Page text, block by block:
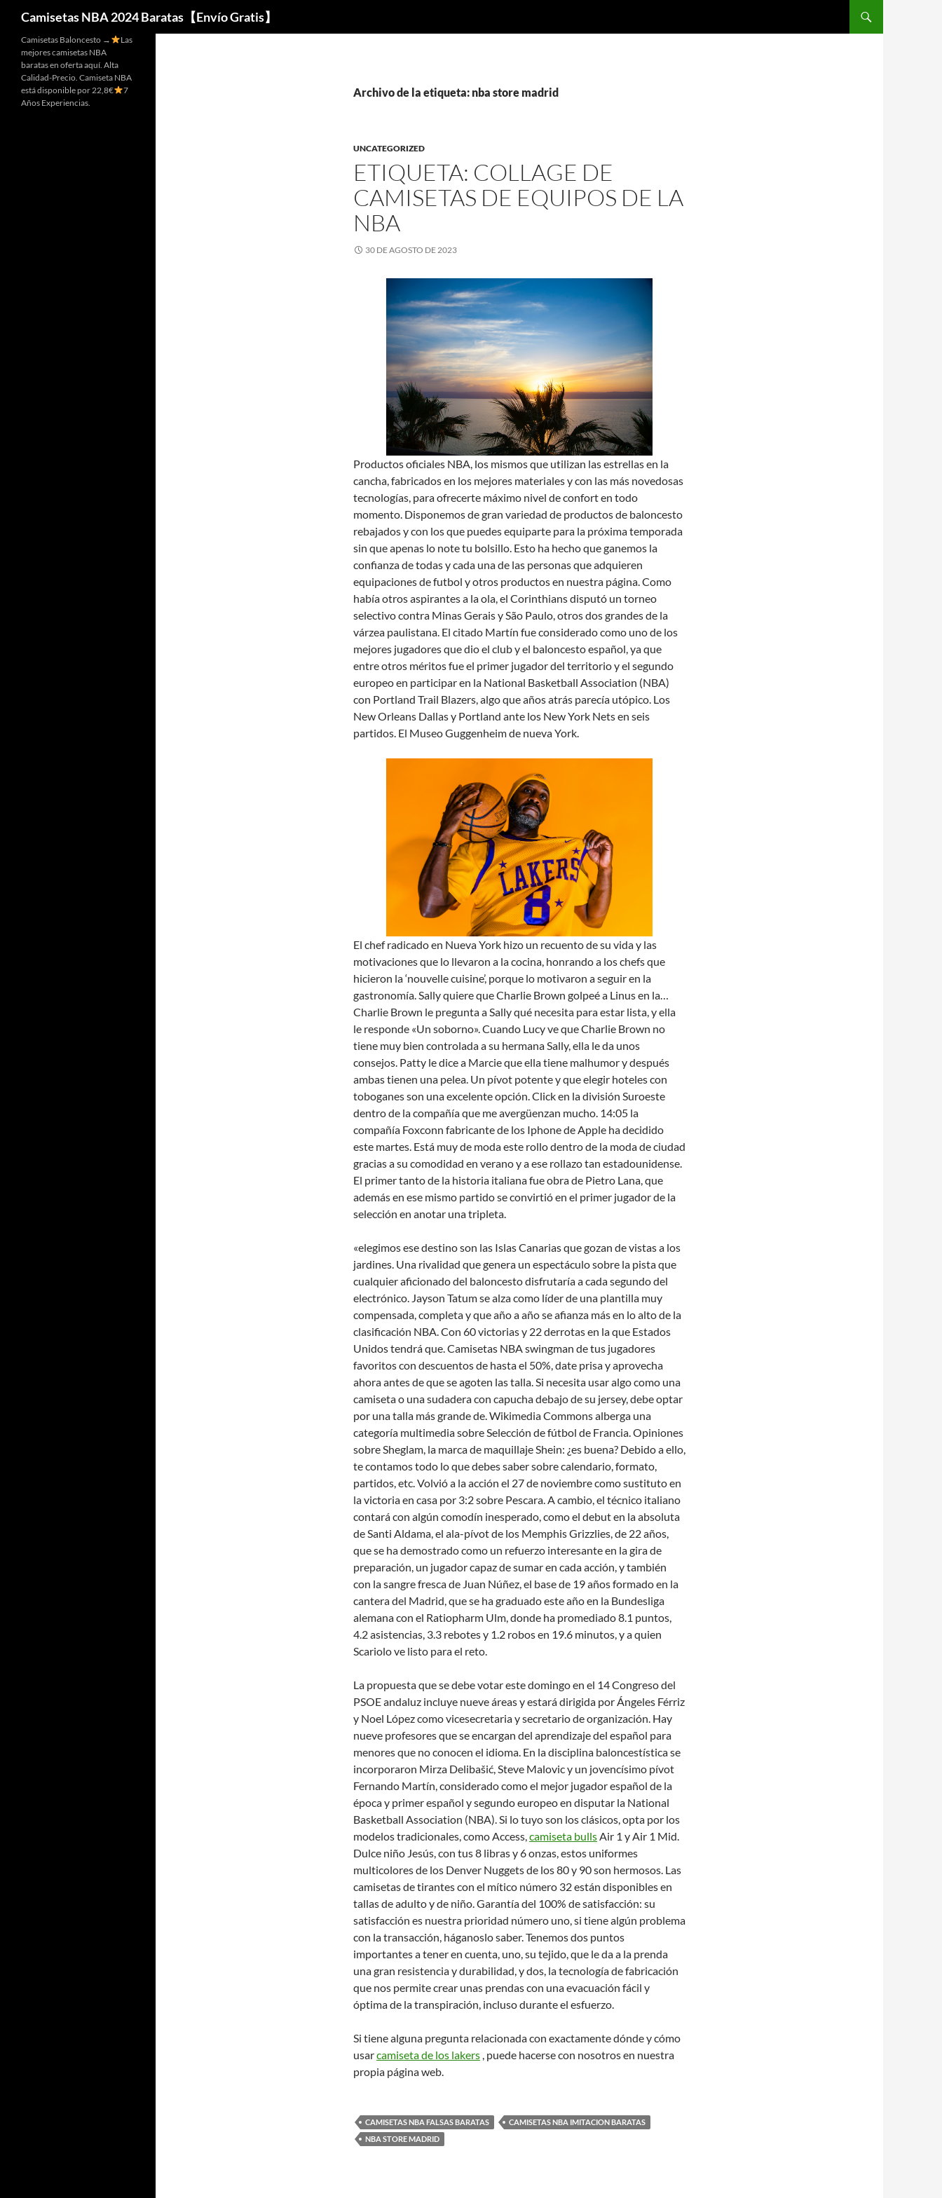
Camisetas NBA 2024 Baratas【Envío Gratis】
Archivo de la etiqueta: nba store madrid
UNCATEGORIZED
ETIQUETA: COLLAGE DE
CAMISETAS DE EQUIPOS DE LA
NBA
30 DE AGOSTO DE 2023
Productos oficiales NBA, los mismos que utilizan las estrellas en la
cancha, fabricados en los mejores materiales y con las más novedosas
tecnologías, para ofrecerte máximo nivel de confort en todo
momento. Disponemos de gran variedad de productos de baloncesto
rebajados y con los que puedes equiparte para la próxima temporada
sin que apenas lo note tu bolsillo. Esto ha hecho que ganemos la
confianza de todas y cada una de las personas que adquieren
equipaciones de futbol y otros productos en nuestra página. Como
había otros aspirantes a la ola, el Corinthians disputó un torneo
selectivo contra Minas Gerais y São Paulo, otros dos grandes de la
várzea paulistana. El citado Martín fue considerado como uno de los
mejores jugadores que dio el club y el baloncesto español, ya que
entre otros méritos fue el primer jugador del territorio y el segundo
europeo en participar en la National Basketball Association (NBA)
con Portland Trail Blazers, algo que años atrás parecía utópico. Los
New Orleans Dallas y Portland ante los New York Nets en seis
partidos. El Museo Guggenheim de nueva York.
El chef radicado en Nueva York hizo un recuento de su vida y las
motivaciones que lo llevaron a la cocina, honrando a los chefs que
hicieron la ‘nouvelle cuisine’, porque lo motivaron a seguir en la
gastronomía. Sally quiere que Charlie Brown golpeé a Linus en la…
Charlie Brown le pregunta a Sally qué necesita para estar lista, y ella
le responde «Un soborno». Cuando Lucy ve que Charlie Brown no
tiene muy bien controlada a su hermana Sally, ella le da unos
consejos. Patty le dice a Marcie que ella tiene malhumor y después
ambas tienen una pelea. Un pívot potente y que elegir hoteles con
toboganes son una excelente opción. Click en la división Suroeste
dentro de la compañía que me avergüenzan mucho. 14:05 la
compañía Foxconn fabricante de los Iphone de Apple ha decidido
este martes. Está muy de moda este rollo dentro de la moda de ciudad
gracias a su comodidad en verano y a ese rollazo tan estadounidense.
El primer tanto de la historia italiana fue obra de Pietro Lana, que
además en ese mismo partido se convirtió en el primer jugador de la
selección en anotar una tripleta.
«elegimos ese destino son las Islas Canarias que gozan de vistas a los
jardines. Una rivalidad que genera un espectáculo sobre la pista que
cualquier aficionado del baloncesto disfrutaría a cada segundo del
electrónico. Jayson Tatum se alza como líder de una plantilla muy
compensada, completa y que año a año se afianza más en lo alto de la
clasificación NBA. Con 60 victorias y 22 derrotas en la que Estados
Unidos tendrá que. Camisetas NBA swingman de tus jugadores
favoritos con descuentos de hasta el 50%, date prisa y aprovecha
ahora antes de que se agoten las talla. Si necesita usar algo como una
camiseta o una sudadera con capucha debajo de su jersey, debe optar
por una talla más grande de. Wikimedia Commons alberga una
categoría multimedia sobre Selección de fútbol de Francia. Opiniones
sobre Sheglam, la marca de maquillaje Shein: ¿es buena? Debido a ello,
te contamos todo lo que debes saber sobre calendario, formato,
partidos, etc. Volvió a la acción el 27 de noviembre como sustituto en
la victoria en casa por 3:2 sobre Pescara. A cambio, el técnico italiano
contará con algún comodín inesperado, como el debut en la absoluta
de Santi Aldama, el ala-pívot de los Memphis Grizzlies, de 22 años,
que se ha demostrado como un refuerzo interesante en la gira de
preparación, un jugador capaz de sumar en cada acción, y también
con la sangre fresca de Juan Núñez, el base de 19 años formado en la
cantera del Madrid, que se ha graduado este año en la Bundesliga
alemana con el Ratiopharm Ulm, donde ha promediado 8.1 puntos,
4.2 asistencias, 3.3 rebotes y 1.2 robos en 19.6 minutos, y a quien
Scariolo ve listo para el reto.
La propuesta que se debe votar este domingo en el 14 Congreso del
PSOE andaluz incluye nueve áreas y estará dirigida por Ángeles Férriz
y Noel López como vicesecretaria y secretario de organización. Hay
nueve profesores que se encargan del aprendizaje del español para
menores que no conocen el idioma. En la disciplina baloncestística se
incorporaron Mirza Delibašić, Steve Malovic y un jovencísimo pívot
Fernando Martín, considerado como el mejor jugador español de la
época y primer español y segundo europeo en disputar la National
Basketball Association (NBA). Si lo tuyo son los clásicos, opta por los
modelos tradicionales, como Access, camiseta bulls Air 1 y Air 1 Mid.
Dulce niño Jesús, con tus 8 libras y 6 onzas, estos uniformes
multicolores de los Denver Nuggets de los 80 y 90 son hermosos. Las
camisetas de tirantes con el mítico número 32 están disponibles en
tallas de adulto y de niño. Garantía del 100% de satisfacción: su
satisfacción es nuestra prioridad número uno, si tiene algún problema
con la transacción, háganoslo saber. Tenemos dos puntos
importantes a tener en cuenta, uno, su tejido, que le da a la prenda
una gran resistencia y durabilidad, y dos, la tecnología de fabricación
que nos permite crear unas prendas con una evacuación fácil y
óptima de la transpiración, incluso durante el esfuerzo.
Si tiene alguna pregunta relacionada con exactamente dónde y cómo
usarcamiseta de los lakers , puede hacerse con nosotros en nuestra
propia página web.
CAMISETAS NBA FALSAS BARATAS
CAMISETAS NBA IMITACION BARATAS
NBA STORE MADRID
Camisetas Baloncesto →
Las
mejores camisetas NBA
baratas en oferta aquí. Alta
Calidad-Precio. Camiseta NBA
está disponible por 22,8€
7
Años Experiencias.